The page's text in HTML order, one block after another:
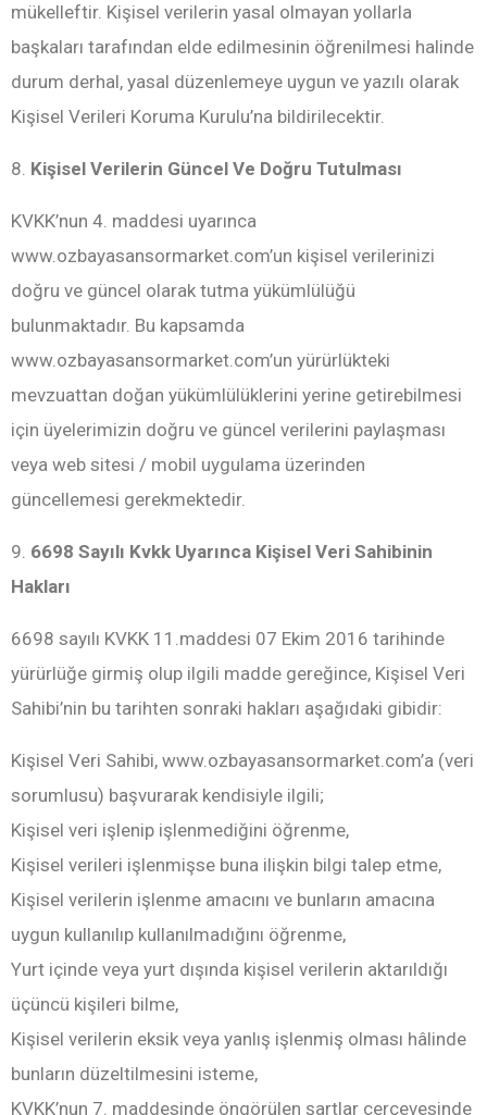
mükelleftir. Kişisel verilerin yasal olmayan yollarla
başkaları tarafından elde edilmesinin öğrenilmesi halinde
durum derhal, yasal düzenlemeye uygun ve yazılı olarak
Kişisel Verileri Koruma Kurulu’na bildirilecektir.
8. Kişisel Verilerin Güncel Ve Doğru Tutulması
KVKK’nun 4. maddesi uyarınca
www.ozbayasansormarket.com’un kişisel verilerinizi
doğru ve güncel olarak tutma yükümlülüğü
bulunmaktadır. Bu kapsamda
www.ozbayasansormarket.com’un yürürlükteki
mevzuattan doğan yükümlülüklerini yerine getirebilmesi
için üyelerimizin doğru ve güncel verilerini paylaşması
veya web sitesi / mobil uygulama üzerinden
güncellemesi gerekmektedir.
9. 6698 Sayılı Kvkk Uyarınca Kişisel Veri Sahibinin
Hakları
6698 sayılı KVKK 11.maddesi 07 Ekim 2016 tarihinde
yürürlüğe girmiş olup ilgili madde gereğince, Kişisel Veri
Sahibi’nin bu tarihten sonraki hakları aşağıdaki gibidir:
Kişisel Veri Sahibi, www.ozbayasansormarket.com’a (veri
sorumlusu) başvurarak kendisiyle ilgili;
Kişisel veri işlenip işlenmediğini öğrenme,
Kişisel verileri işlenmişse buna ilişkin bilgi talep etme,
Kişisel verilerin işlenme amacını ve bunların amacına
uygun kullanılıp kullanılmadığını öğrenme,
Yurt içinde veya yurt dışında kişisel verilerin aktarıldığı
üçüncü kişileri bilme,
Kişisel verilerin eksik veya yanlış işlenmiş olması hâlinde
bunların düzeltilmesini isteme,
KVKK’nun 7. maddesinde öngörülen şartlar çerçevesinde